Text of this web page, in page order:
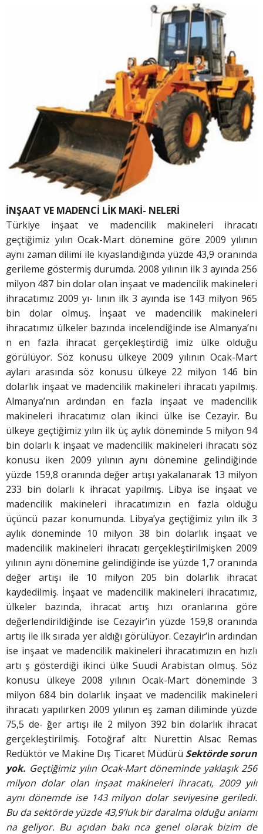
İNŞAAT VE MADENCİ LİK MAKİ- NELERİ
Türkiye inşaat ve madencilik makineleri ihracatı
geçtiğimiz yılın Ocak-Mart dönemine göre 2009 yılının
aynı zaman dilimi ile kıyaslandığında yüzde 43,9 oranında
gerileme göstermiş durumda. 2008 yılının ilk 3 ayında 256
milyon 487 bin dolar olan inşaat ve madencilik makineleri
ihracatımız 2009 yı- lının ilk 3 ayında ise 143 milyon 965
bin dolar olmuş. İnşaat ve madencilik makineleri
ihracatımız ülkeler bazında incelendiğinde ise Almanya’nı
n en fazla ihracat gerçekleştirdiğ imiz ülke olduğu
görülüyor. Söz konusu ülkeye 2009 yılının Ocak-Mart
ayları arasında söz konusu ülkeye 22 milyon 146 bin
dolarlık inşaat ve madencilik makineleri ihracatı yapılmış.
Almanya’nın ardından en fazla inşaat ve madencilik
makineleri ihracatımız olan ikinci ülke ise Cezayir. Bu
ülkeye geçtiğimiz yılın ilk üç aylık döneminde 5 milyon 94
bin dolarlı k inşaat ve madencilik makineleri ihracatı söz
konusu iken 2009 yılının aynı dönemine gelindiğinde
yüzde 159,8 oranında değer artışı yakalanarak 13 milyon
233 bin dolarlı k ihracat yapılmış. Libya ise inşaat ve
madencilik makineleri ihracatımızın en fazla olduğu
üçüncü pazar konumunda. Libya’ya geçtiğimiz yılın ilk 3
aylık döneminde 10 milyon 38 bin dolarlık inşaat ve
madencilik makineleri ihracatı gerçekleştirilmişken 2009
yılının aynı dönemine gelindiğinde ise yüzde 1,7 oranında
değer artışı ile 10 milyon 205 bin dolarlık ihracat
kaydedilmiş. İnşaat ve madencilik makineleri ihracatımız,
ülkeler bazında, ihracat artış hızı oranlarına göre
değerlendirildiğinde ise Cezayir’in yüzde 159,8 oranında
artış ile ilk sırada yer aldığı görülüyor. Cezayir’in ardından
ise inşaat ve madencilik makineleri ihracatımızın en hızlı
artı ş gösterdiği ikinci ülke Suudi Arabistan olmuş. Söz
konusu ülkeye 2008 yılının Ocak-Mart döneminde 3
milyon 684 bin dolarlık inşaat ve madencilik makineleri
ihracatı yapılırken 2009 yılının eş zaman diliminde yüzde
75,5 de- ğer artışı ile 2 milyon 392 bin dolarlık ihracat
gerçekleştirilmiş. Fotoğraf altı: Nurettin Alsac Remas
Redüktör ve Makine Dış Ticaret Müdürü Sektörde sorun
yok. Geçtiğimiz yılın Ocak-Mart döneminde yaklaşık 256
milyon dolar olan inşaat makineleri ihracatı, 2009 yılı
aynı dönemde ise 143 milyon dolar seviyesine geriledi.
Bu da sektörde yüzde 43,9’luk bir daralma olduğu anlamı
na geliyor. Bu açıdan bakı nca genel olarak bizim de